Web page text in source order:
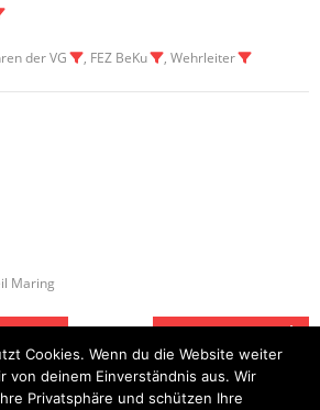
der VG , FEZ BeKu , Wehrleiter
Maring
– KLEIN H-1 TIERRETTUNG
Cookies. Wenn du die Website weiter
von deinem Einverständnis aus. Wir
Privatsphäre und schützen Ihre